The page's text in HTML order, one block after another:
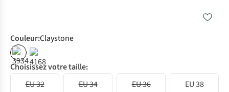
Couleur:Claystone
Choisissez votre taille:
EU 32
EU 34 EU 36 EU 38